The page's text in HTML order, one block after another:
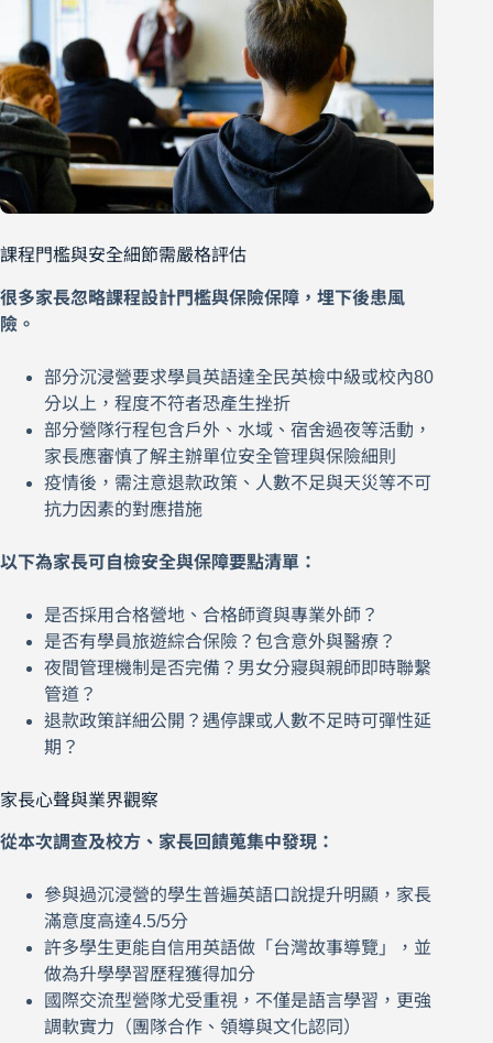
課程門檻與安全細節需嚴格評估
很多家長忽略課程設計門檻與保險保障，埋下後患風
險。
部分沉浸營要求學員英語達全民英檢中級或校內80
分以上，程度不符者恐產生挫折
部分營隊行程包含戶外、水域、宿舍過夜等活動，
家長應審慎了解主辦單位安全管理與保險細則
疫情後，需注意退款政策、人數不足與天災等不可
抗力因素的對應措施
以下為家長可自檢安全與保障要點清單：
是否採用合格營地、合格師資與專業外師？
是否有學員旅遊綜合保險？包含意外與醫療？
夜間管理機制是否完備？男女分寢與親師即時聯繫
管道？
退款政策詳細公開？遇停課或人數不足時可彈性延
期？
家長心聲與業界觀察
從本次調查及校方、家長回饋蒐集中發現：
參與過沉浸營的學生普遍英語口說提升明顯，家長
滿意度高達4.5/5分
許多學生更能自信用英語做「台灣故事導覽」，並
做為升學學習歷程獲得加分
國際交流型營隊尤受重視，不僅是語言學習，更強
調軟實力（團隊合作、領導與文化認同）